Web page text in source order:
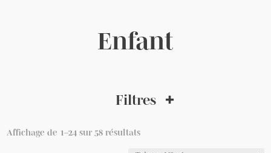
Enfant
Filtres
Affichage de 1–24 sur 58 résultats